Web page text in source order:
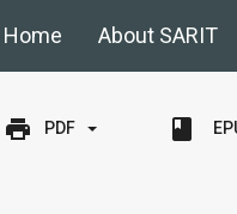
Home About SARIT
print PDF book